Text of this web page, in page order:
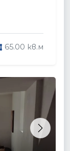
65.00 кв.м
Next